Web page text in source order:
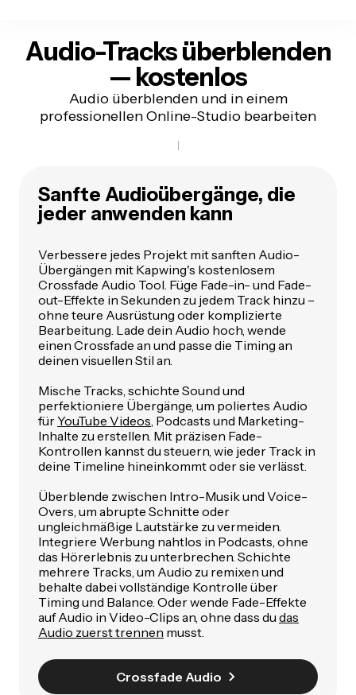
Audio-Tracks überblenden
— kostenlos
Audio überblenden und in einem
professionellen Online-Studio bearbeiten
Sanfte Audioübergänge, die
jeder anwenden kann
Verbessere jedes Projekt mit sanften Audio-
Übergängen mit Kapwing's kostenlosem
Crossfade Audio Tool. Füge Fade-in- und Fade-
out-Effekte in Sekunden zu jedem Track hinzu –
ohne teure Ausrüstung oder komplizierte
Bearbeitung. Lade dein Audio hoch, wende
einen Crossfade an und passe die Timing an
deinen visuellen Stil an.
Mische Tracks, schichte Sound und
perfektioniere Übergänge, um poliertes Audio
fürYouTube Videos, Podcasts und Marketing-
Inhalte zu erstellen. Mit präzisen Fade-
Kontrollen kannst du steuern, wie jeder Track in
deine Timeline hineinkommt oder sie verlässt.
Überblende zwischen Intro-Musik und Voice-
Overs, um abrupte Schnitte oder
ungleichmäßige Lautstärke zu vermeiden.
Integriere Werbung nahtlos in Podcasts, ohne
das Hörerlebnis zu unterbrechen. Schichte
mehrere Tracks, um Audio zu remixen und
behalte dabei vollständige Kontrolle über
Timing und Balance. Oder wende Fade-Effekte
auf Audio in Video-Clips an, ohne dass du das
Audio zuerst trennen musst.
Crossfade Audio